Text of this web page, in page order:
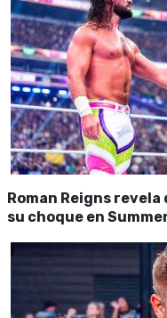
Roman Reigns
su choque en